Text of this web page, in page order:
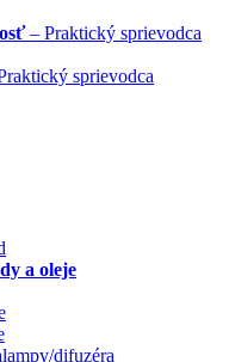
– Praktický sprievodca
sprievodca
a oleje
difuzéra